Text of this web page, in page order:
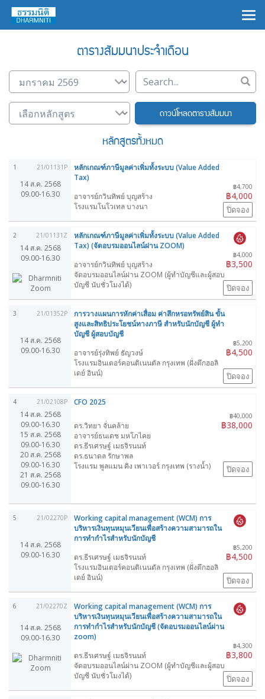
ตารางสัมมนาประจำเดือน
ดาวน์โหลดตารางสัมมนา
หลักสูตรทั้งหมด
1 21/01131P
14 ส.ค. 2568
09.00-16.30
หลักเกณฑ์ภาษีมูลค่าเพิ่มทั้งระบบ (Value Added
Tax)
฿4,700
฿4,000
อาจารย์กวินทิพย์ บุญสร้าง
โรงแรมโนโวเทล บางนา
ปิดจอง
2 21/01131Z
14 ส.ค. 2568
09.00-16.30
หลักเกณฑ์ภาษีมูลค่าเพิ่มทั้งระบบ (Value Added
Tax) (จัดอบรมออนไลน์ผ่าน ZOOM)
฿4,000
฿3,500
อาจารย์กวินทิพย์ บุญสร้าง
จัดอบรมออนไลน์ผ่าน ZOOM (ผู้ทำบัญชีและผู้สอบ
บัญชี นับชั่วโมงได้)
ปิดจอง
3 21/01352P
14 ส.ค. 2568
09.00-16.30
การวางแผนการหักค่าเสื่อม ค่าสึกหรอทรัพย์สิน ขั้น
สูงและสิทธิประโยชน์ทางภาษี สำหรับนักบัญชี ผู้ทำ
บัญชี ผู้สอบบัญชี
฿5,200
฿4,500
อาจารย์รุ่งทิพย์ ธัญวงษ์
โรงแรมอินเตอร์คอนติเนนตัล กรุงเทพ (ฝั่งตึกฮอลิ
เดย์ อินน์)
ปิดจอง
4 21/02108P
14 ส.ค. 2568
09.00-16.30
15 ส.ค. 2568
09.00-16.30
20 ส.ค. 2568
09.00-16.30
21 ส.ค. 2568
09.00-16.30
CFO 2025
฿40,000
฿38,000
ดร.วิทยา จั่นคล้าย
อาจารย์ธนเดช มหโภไคย
ดร.ธีรเศรษฐ์ เมธจิรนนท์
ดร.ธนาดล รักษาพล
โรงแรม พูลแมน คิง เพาเวอร์ กรุงเทพ (รางน้ำ)
ปิดจอง
5 21/02270P
14 ส.ค. 2568
09.00-16.30
Working capital management (WCM) การ
บริหารเงินทุนหมุนเวียนเพื่อสร้างความสามารถใน
การทำกำไรสำหรับนักบัญชี
฿5,200
฿4,500
ดร.ธีรเศรษฐ์ เมธจิรนนท์
โรงแรมอินเตอร์คอนติเนนตัล กรุงเทพ (ฝั่งตึกฮอลิ
เดย์ อินน์)
ปิดจอง
6 21/02270Z
14 ส.ค. 2568
09.00-16.30
Working capital management (WCM) การ
บริหารเงินทุนหมุนเวียนเพื่อสร้างความสามารถใน
การทำกำไรสำหรับนักบัญชี (จัดอบรมออนไลน์ผ่าน
zoom)
฿4,300
฿3,800
ดร.ธีรเศรษฐ์ เมธจิรนนท์
จัดอบรมออนไลน์ผ่าน ZOOM (ผู้ทำบัญชีและผู้สอบ
บัญชี นับชั่วโมงได้)
ปิดจอง
×